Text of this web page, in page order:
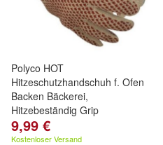
Polyco HOT
Hitzeschutzhandschuh f. Ofen
Backen Bäckerei,
Hitzebeständig Grip
9,99 €
Kostenloser Versand